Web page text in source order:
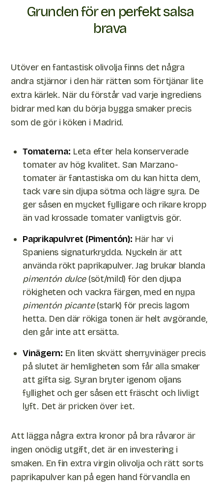
Grunden för en perfekt salsa
brava
Utöver en fantastisk olivolja finns det några
andra stjärnor i den här rätten som förtjänar lite
extra kärlek. När du förstår vad varje ingrediens
bidrar med kan du börja bygga smaker precis
som de gör i köken i Madrid.
Tomaterna: Leta efter hela konserverade
tomater av hög kvalitet. San Marzano-
tomater är fantastiska om du kan hitta dem,
tack vare sin djupa sötma och lägre syra. De
ger såsen en mycket fylligare och rikare kropp
än vad krossade tomater vanligtvis gör.
Paprikapulvret (Pimentón): Här har vi
Spaniens signaturkrydda. Nyckeln är att
använda rökt paprikapulver. Jag brukar blanda
pimentón dulce(söt/mild) för den djupa
rökigheten och vackra färgen, med en nypa
pimentón picante(stark) för precis lagom
hetta. Den där rökiga tonen är helt avgörande,
den går inte att ersätta.
Vinägern: En liten skvätt sherryvinäger precis
på slutet är hemligheten som får alla smaker
att gifta sig. Syran bryter igenom oljans
fyllighet och ger såsen ett fräscht och livligt
lyft. Det är pricken över i:et.
Att lägga några extra kronor på bra råvaror är
ingen onödig utgift, det är en investering i
smaken. En fin extra virgin olivolja och rätt sorts
paprikapulver kan på egen hand förvandla en